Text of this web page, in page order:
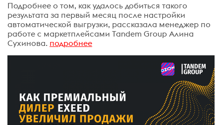
Подробнее о том, как удалось добиться такого
результата за первый месяц после настройки
автоматической выгрузки, рассказала менеджер по
работе с маркетплейсами Tandem Group Алина
Сухинова. подробнее